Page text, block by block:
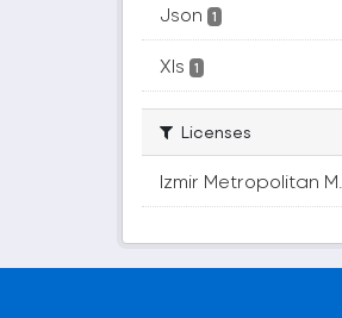
Json 1
Xls 1
Licenses
Izmir Metropolitan M...